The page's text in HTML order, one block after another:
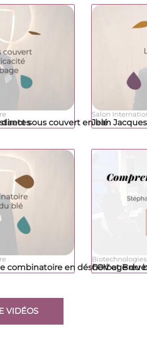
sous couvert en blé
Salon
Jean
combinatoire en désherbage du
Biotechnologies
COV et
VIDÉOS